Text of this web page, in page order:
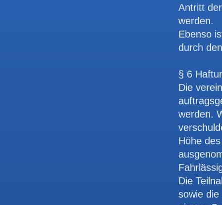
Antritt
werden.
Ebenso
durch
§ 6
Die
werden.
Höhe
Die
sowie